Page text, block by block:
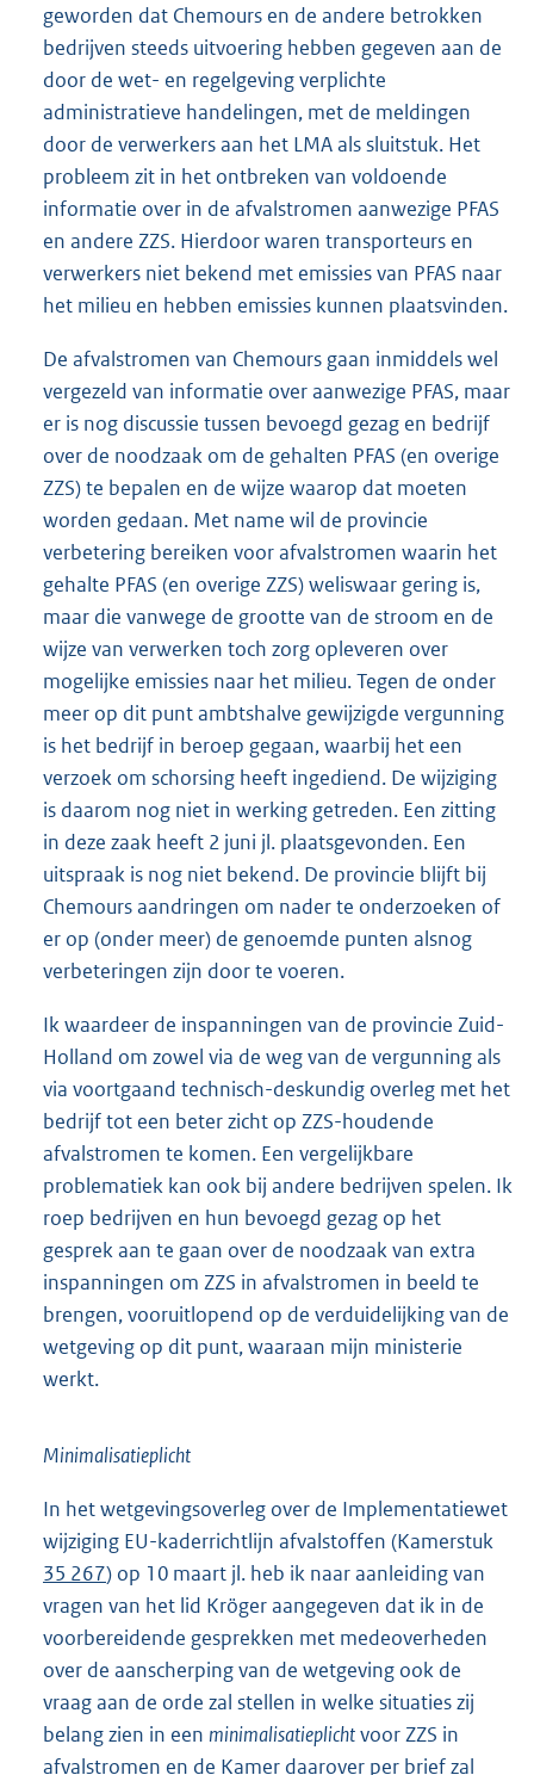
geworden dat Chemours en de andere betrokken
bedrijven steeds uitvoering hebben gegeven aan de
door de wet- en regelgeving verplichte
administratieve handelingen, met de meldingen
door de verwerkers aan het LMA als sluitstuk. Het
probleem zit in het ontbreken van voldoende
informatie over in de afvalstromen aanwezige PFAS
en andere ZZS. Hierdoor waren transporteurs en
verwerkers niet bekend met emissies van PFAS naar
het milieu en hebben emissies kunnen plaatsvinden.
De afvalstromen van Chemours gaan inmiddels wel
vergezeld van informatie over aanwezige PFAS, maar
er is nog discussie tussen bevoegd gezag en bedrijf
over de noodzaak om de gehalten PFAS (en overige
ZZS) te bepalen en de wijze waarop dat moeten
worden gedaan. Met name wil de provincie
verbetering bereiken voor afvalstromen waarin het
gehalte PFAS (en overige ZZS) weliswaar gering is,
maar die vanwege de grootte van de stroom en de
wijze van verwerken toch zorg opleveren over
mogelijke emissies naar het milieu. Tegen de onder
meer op dit punt ambtshalve gewijzigde vergunning
is het bedrijf in beroep gegaan, waarbij het een
verzoek om schorsing heeft ingediend. De wijziging
is daarom nog niet in werking getreden. Een zitting
in deze zaak heeft 2 juni jl. plaatsgevonden. Een
uitspraak is nog niet bekend. De provincie blijft bij
Chemours aandringen om nader te onderzoeken of
er op (onder meer) de genoemde punten alsnog
verbeteringen zijn door te voeren.
Ik waardeer de inspanningen van de provincie Zuid-
Holland om zowel via de weg van de vergunning als
via voortgaand technisch-deskundig overleg met het
bedrijf tot een beter zicht op ZZS-houdende
afvalstromen te komen. Een vergelijkbare
problematiek kan ook bij andere bedrijven spelen. Ik
roep bedrijven en hun bevoegd gezag op het
gesprek aan te gaan over de noodzaak van extra
inspanningen om ZZS in afvalstromen in beeld te
brengen, vooruitlopend op de verduidelijking van de
wetgeving op dit punt, waaraan mijn ministerie
werkt.
Minimalisatieplicht
In het wetgevingsoverleg over de Implementatiewet
wijziging EU-kaderrichtlijn afvalstoffen (Kamerstuk
35 267) op 10 maart jl. heb ik naar aanleiding van
vragen van het lid Kröger aangegeven dat ik in de
voorbereidende gesprekken met medeoverheden
over de aanscherping van de wetgeving ook de
vraag aan de orde zal stellen in welke situaties zij
belang zien in een minimalisatieplichtvoor ZZS in
afvalstromen en de Kamer daarover per brief zal